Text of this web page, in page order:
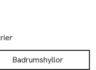
Badrumshyllor